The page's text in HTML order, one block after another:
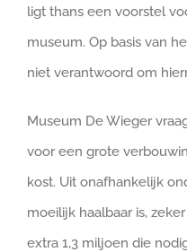
ligt thans een voorstel
museum. Op basis van
niet verantwoord om
Museum De Wieger
voor een grote
kost. Uit onafhankelijk
moeilijk haalbaar is,
extra 1,3 miljoen die